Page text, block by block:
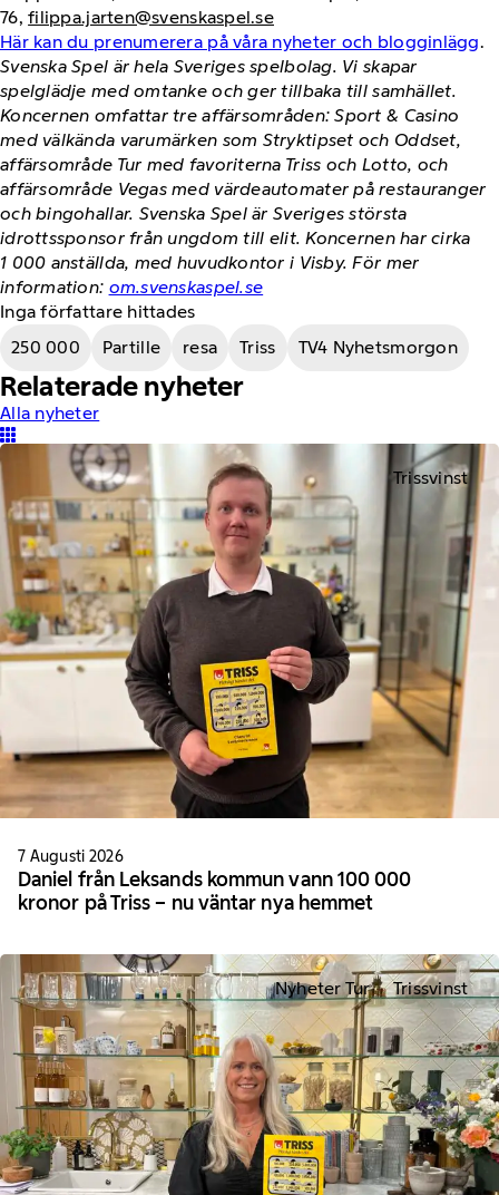
76,filippa.jarten@svenskaspel.se
Här kan du prenumerera på våra nyheter och blogginlägg.
Svenska Spel är hela Sveriges spelbolag. Vi skapar
spelglädje med omtanke och ger tillbaka till samhället.
Koncernen omfattar tre affärsområden: Sport & Casino
med välkända varumärken som Stryktipset och Oddset,
affärsområde Tur med favoriterna Triss och Lotto, och
affärsområde Vegas med värdeautomater på restauranger
och bingohallar. Svenska Spel är Sveriges största
idrottssponsor från ungdom till elit. Koncernen har cirka
1 000 anställda, med huvudkontor i Visby. För mer
information: om.svenskaspel.se
Inga författare hittades
250 000
Partille resa Triss TV4 Nyhetsmorgon
Relaterade nyheter
Alla nyheter
Trissvinst
7 Augusti 2026
Daniel från Leksands kommun vann 100 000
kronor på Triss – nu väntar nya hemmet
Nyheter Tur Trissvinst